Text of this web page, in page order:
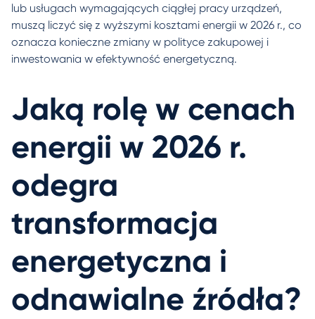
lub usługach wymagających ciągłej pracy urządzeń,
muszą liczyć się z wyższymi kosztami energii w 2026 r., co
oznacza konieczne zmiany w polityce zakupowej i
inwestowania w efektywność energetyczną.
Jaką rolę w cenach
energii w 2026 r.
odegra
transformacja
energetyczna i
odnawialne źródła?